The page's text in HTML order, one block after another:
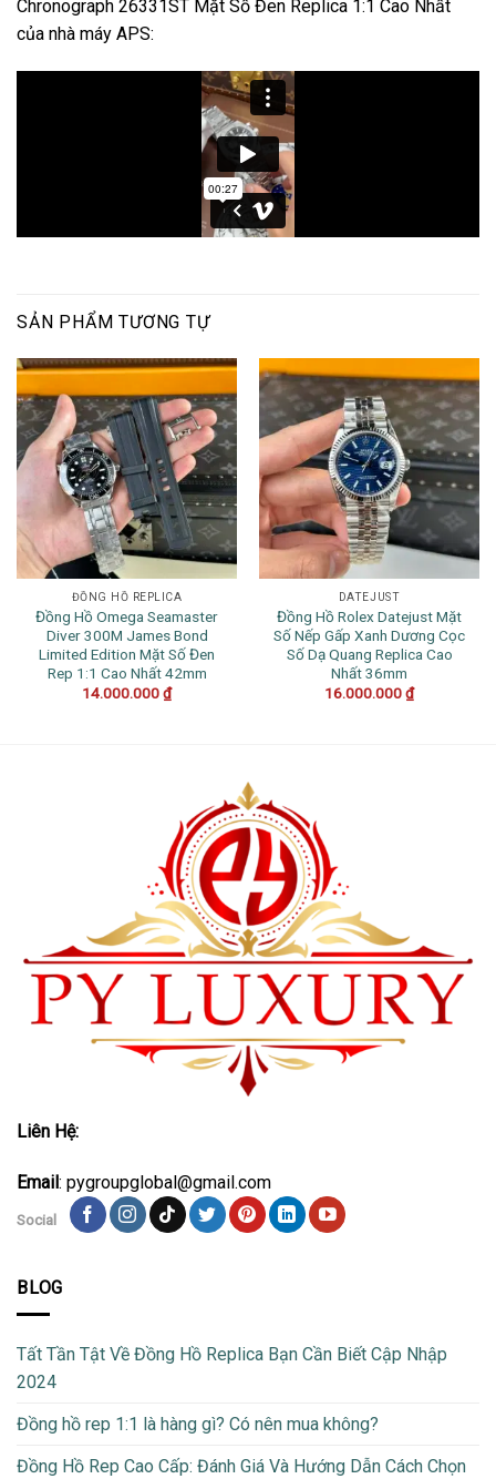
Chronograph 26331ST Mặt Số Đen Replica 1:1 Cao Nhất
của nhà máy APS:
SẢN PHẨM TƯƠNG TỰ
ĐỒNG HỒ REPLICA
Đồng Hồ Omega Seamaster
Diver 300M James Bond
Limited Edition Mặt Số Đen
Rep 1:1 Cao Nhất 42mm
14.000.000₫
DATEJUST
Đồng Hồ Rolex Datejust Mặt
Số Nếp Gấp Xanh Dương Cọc
Số Dạ Quang Replica Cao
Nhất 36mm
16.000.000₫
Liên Hệ:
Email: pygroupglobal@gmail.com
Social
BLOG
Tất Tần Tật Về Đồng Hồ Replica Bạn Cần Biết Cập Nhập
2024
Đồng hồ rep 1:1 là hàng gì? Có nên mua không?
Đồng Hồ Rep Cao Cấp: Đánh Giá Và Hướng Dẫn Cách Chọn